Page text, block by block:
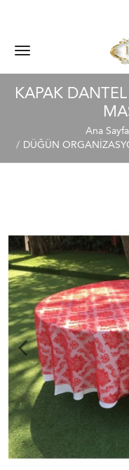
KAPAK
Ana Sayfa
DÜĞÜN